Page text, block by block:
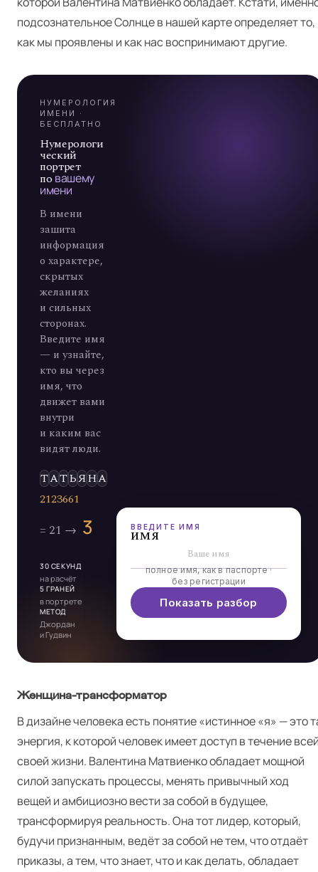
подсознательное Солнце в нашей карте определяет то,
как мы проявлены и как нас воспринимают другие.
А
7
НУМЕРОЛОГИЯ
ИМЕНИ ·
БЕСПЛАТНО
Нумерологи
ческий
портрет
по вашему
имени
В имени
зашита
информация
о характере,
скрытых
желаниях
и сильных
сторонах.
Введите имя
— и узнайте,
кто вы через
имя, что
движет вами
внутри
и каким вас
видят люди.
ЭЛЬ
30 СЕКУНД
на расчёт
5 ГРАНЕЙ
в портрете
МЕТОД
Джордан
и Гудвин
ВВЕДИТЕ ИМЯ
имя
полное имя, как в паспорте ·
без регистрации
Показать разбор
Женщина-трансформатор
В дизайне человека есть понятие «истинное «я» — это
энергия, к которой человек имеет доступ в течение
своей жизни. Валентина Матвиенко обладает мощной
силой запускать процессы, менять привычный ход
вещей и амбициозно вести за собой в будущее,
трансформируя реальность. Она тот лидер, который,
будучи признанным, ведёт за собой не тем, что отдаёт
приказы, а тем, что знает, что и как делать, обладает